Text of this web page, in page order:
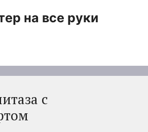
на все руки
с